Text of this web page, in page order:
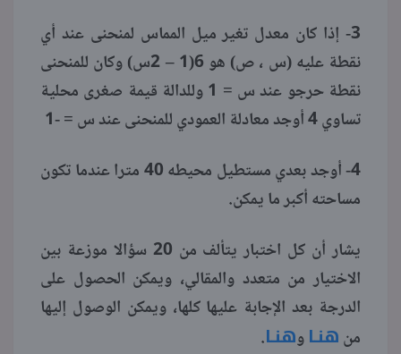
3- إذا كان معدل تغير ميل المماس لمنحنى عند أي
نقطة عليه (س ، ص) هو 6(1 – 2س) وكان للمنحنى
نقطة حرجو عند س = 1 وللدالة قيمة صغرى محلية
تساوي 4 أوجد معادلة العمودي للمنحنى عند س = -1
4- أوجد بعدي مستطيل محيطه 40 مترا عندما تكون
مساحته أكبر ما يمكن.
يشار أن كل اختبار يتألف من 20 سؤالا موزعة بين
الاختيار من متعدد والمقالي، ويمكن الحصول على
الدرجة بعد الإجابة عليها كلها، ويمكن الوصول إليها
منهنـاوهنـا.